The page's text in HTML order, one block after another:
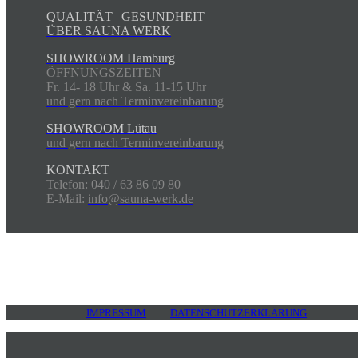
QUALITÄT | GESUNDHEIT
ÜBER SAUNA WERK
SHOWROOM Hamburg
ÖFFNUNGSZEITEN
Fr. 14- 18 Uhr & Sa. 11-15 Uhr
und gern nach Terminvereinbarung
SHOWROOM Lütau
und gern nach Terminvereinbarung
KONTAKT
Telefon: 040 / 63 86 09 80
E-Mail: info@sauna-werk.de
IMPRESSUM DATENSCHUTZERKLÄRUNG